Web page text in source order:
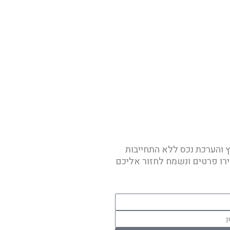
והערכת נכס ללא התחייבות
פרטים ונשמח לחזור אליכם